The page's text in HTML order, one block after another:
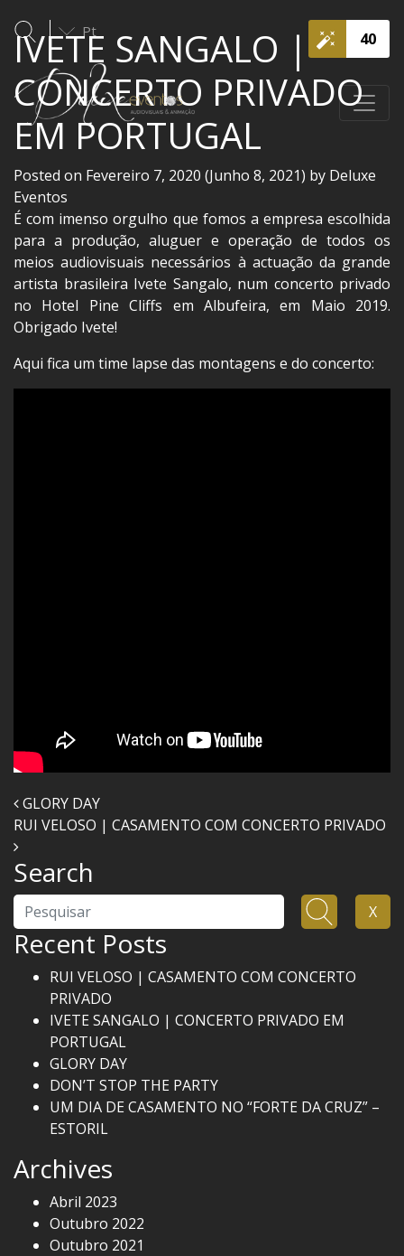
40
Pt
IVETE SANGALO |
CONCERTO PRIVADO
EM PORTUGAL
Posted on Fevereiro 7, 2020 (Junho 8, 2021) by Deluxe
Eventos
É com imenso orgulho que fomos a empresa escolhida
para a produção, aluguer e operação de todos os
meios audiovisuais necessários à actuação da grande
artista brasileira Ivete Sangalo, num concerto privado
no Hotel Pine Cliffs em Albufeira, em Maio 2019.
Obrigado Ivete!
Aqui fica um time lapse das montagens e do concerto:
Navegação nos Posts
GLORY DAY
RUI VELOSO | CASAMENTO COM CONCERTO PRIVADO
Search
Pesquisar X
Recent Posts
RUI VELOSO | CASAMENTO COM CONCERTO
PRIVADO
IVETE SANGALO | CONCERTO PRIVADO EM
PORTUGAL
GLORY DAY
DON’T STOP THE PARTY
UM DIA DE CASAMENTO NO “FORTE DA CRUZ” –
ESTORIL
Archives
Abril 2023
Outubro 2022
Outubro 2021